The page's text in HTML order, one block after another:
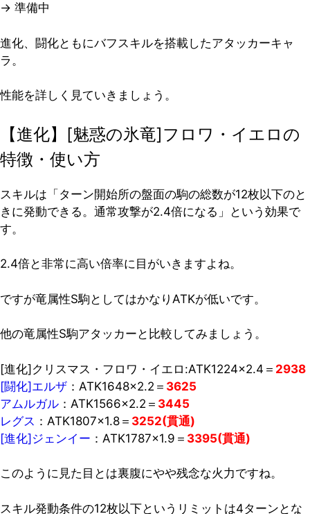
→ 準備中
進化、闘化ともにバフスキルを搭載したアタッカーキャ
ラ。
性能を詳しく見ていきましょう。
【進化】[魅惑の氷竜]フロワ・イエロの
特徴・使い方
スキルは「ターン開始所の盤面の駒の総数が12枚以下のと
きに発動できる。通常攻撃が2.4倍になる」という効果で
す。
2.4倍と非常に高い倍率に目がいきますよね。
ですが竜属性S駒としてはかなりATKが低いです。
他の竜属性S駒アタッカーと比較してみましょう。
[進化]クリスマス・フロワ・イエロ:ATK1224×2.4＝ 2938
[闘化]エルザ ：ATK1648×2.2＝ 3625
アムルガル ：ATK1566×2.2＝ 3445
レグス ：ATK1807×1.8＝ 3252(貫通)
[進化]ジェンイー ：ATK1787×1.9＝ 3395(貫通)
このように見た目とは裏腹にやや残念な火力ですね。
スキル発動条件の12枚以下というリミットは4ターンとな